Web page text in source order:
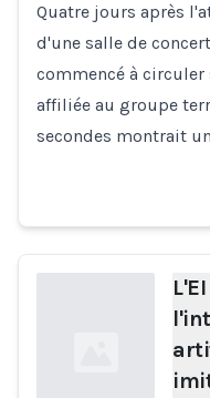
Quatre jours après
d'une salle de
commencé à
affiliée au groupe
secondes montrait